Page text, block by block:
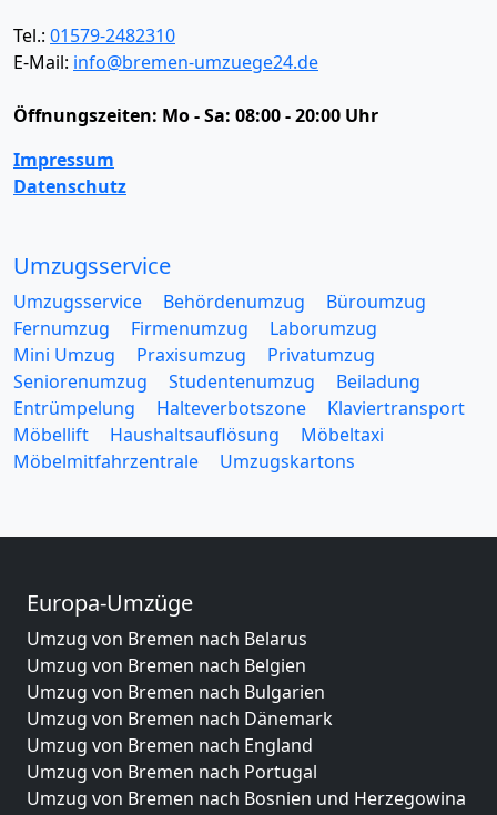
Tel.: 01579-2482310
E-Mail: info@bremen-umzuege24.de
Öffnungszeiten: Mo - Sa: 08:00 - 20:00 Uhr
Impressum
Datenschutz
Umzugsservice
Umzugsservice Behördenumzug
Büroumzug
Fernumzug
Firmenumzug
Laborumzug
Mini Umzug
Praxisumzug
Privatumzug
Seniorenumzug
Studentenumzug
Beiladung
Entrümpelung
Halteverbotszone
Klaviertransport
Möbellift
Haushaltsauflösung
Möbeltaxi
Möbelmitfahrzentrale
Umzugskartons
Europa-Umzüge
Umzug von Bremen nach Belarus
Umzug von Bremen nach Belgien
Umzug von Bremen nach Bulgarien
Umzug von Bremen nach Dänemark
Umzug von Bremen nach England
Umzug von Bremen nach Portugal
Umzug von Bremen nach Bosnien und Herzegowina